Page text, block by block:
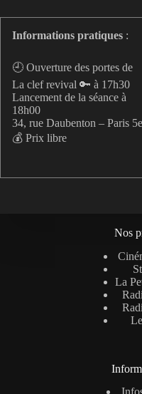
Informations pratiques :
🕘 Ouverture des portes de
La clef revival 🔑 à 17h30
Lancement de la séance à
18h00
34, rue Daubenton – Paris 5e
💰 Prix libre
Nos
La